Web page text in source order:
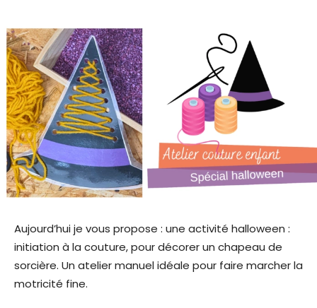
Aujourd’hui je vous propose : une activité halloween :
initiation à la couture, pour décorer un chapeau de
sorcière. Un atelier manuel idéale pour faire marcher la
motricité fine.